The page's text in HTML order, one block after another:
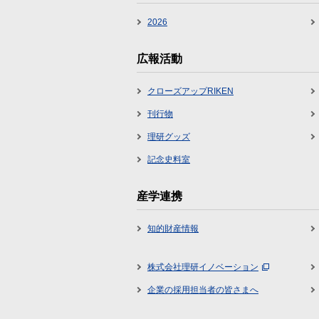
2026
広報活動
クローズアップRIKEN
刊行物
理研グッズ
記念史料室
産学連携
知的財産情報
株式会社理研イノベーション
企業の採用担当者の皆さまへ